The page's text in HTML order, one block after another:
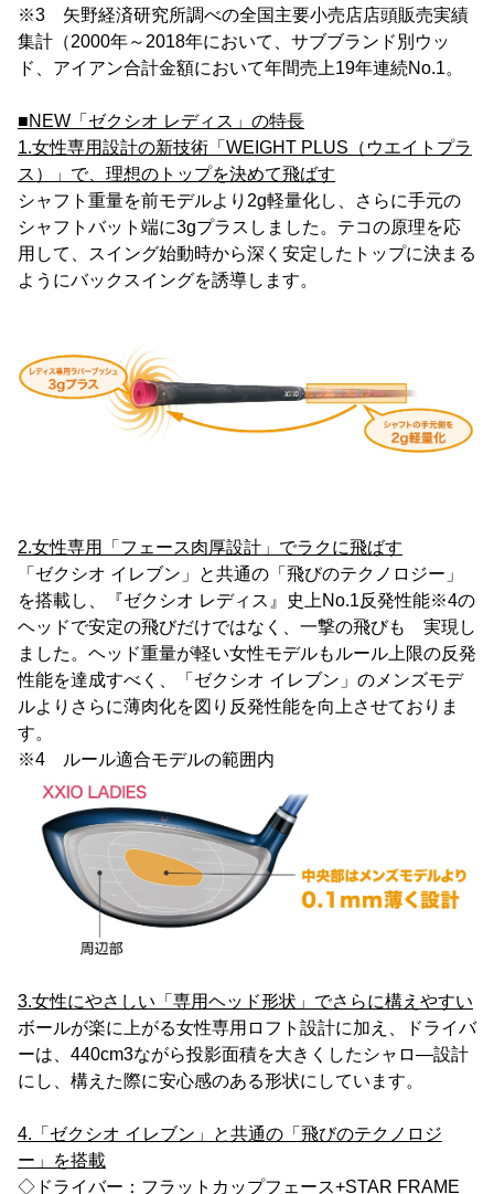
※3 矢野経済研究所調べの全国主要小売店店頭販売実績
集計（2000年～2018年において、サブブランド別ウッ
ド、アイアン合計金額において年間売上19年連続No.1。
■NEW「ゼクシオ レディス」の特長
1.女性専用設計の新技術「WEIGHT PLUS（ウエイトプラ
ス）」で、理想のトップを決めて飛ばす
シャフト重量を前モデルより2g軽量化し、さらに手元の
シャフトバット端に3gプラスしました。テコの原理を応
用して、スイング始動時から深く安定したトップに決まる
ようにバックスイングを誘導します。
2.女性専用「フェース肉厚設計」でラクに飛ばす
「ゼクシオ イレブン」と共通の「飛びのテクノロジー」
を搭載し、『ゼクシオ レディス』史上No.1反発性能※4の
ヘッドで安定の飛びだけではなく、一撃の飛びも 実現し
ました。ヘッド重量が軽い女性モデルもルール上限の反発
性能を達成すべく、「ゼクシオ イレブン」のメンズモデ
ルよりさらに薄肉化を図り反発性能を向上させておりま
す。
※4 ルール適合モデルの範囲内
3.女性にやさしい「専用ヘッド形状」でさらに構えやすい
ボールが楽に上がる女性専用ロフト設計に加え、ドライバ
ーは、440cm3ながら投影面積を大きくしたシャロ―設計
にし、構えた際に安心感のある形状にしています。
4.「ゼクシオ イレブン」と共通の「飛びのテクノロジ
ー」を搭載
◇ドライバー：フラットカップフェース+STAR FRAME